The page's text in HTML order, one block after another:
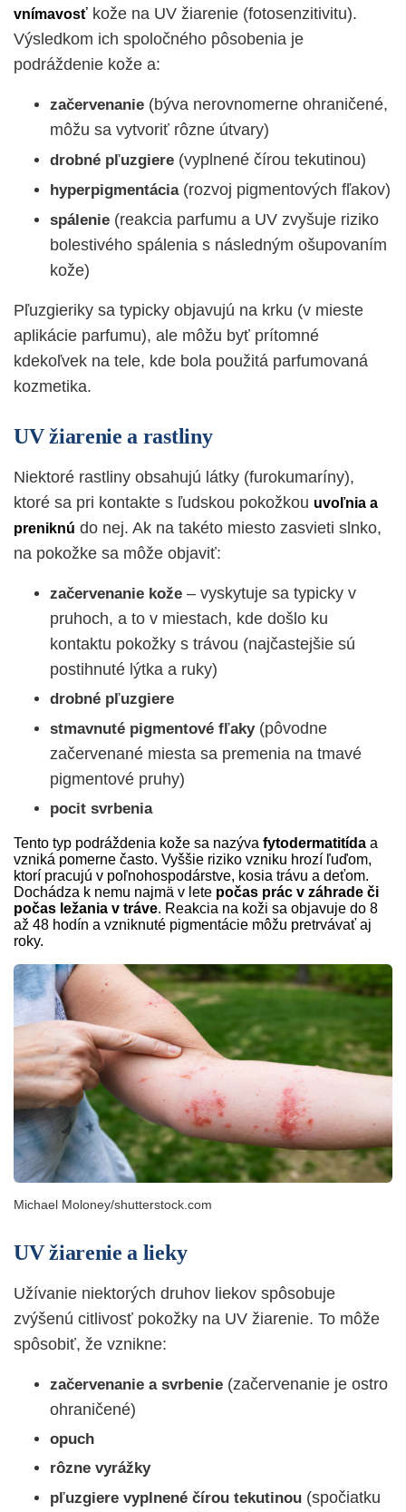
vnímavosť kože na UV žiarenie (fotosenzitivitu).
Výsledkom ich spoločného pôsobenia je
podráždenie kože a:
začervenanie (býva nerovnomerne ohraničené,
môžu sa vytvoriť rôzne útvary)
drobné pľuzgiere (vyplnené čírou tekutinou)
hyperpigmentácia (rozvoj pigmentových fľakov)
spálenie (reakcia parfumu a UV zvyšuje riziko
bolestivého spálenia s následným ošupovaním
kože)
Pľuzgieriky sa typicky objavujú na krku (v mieste
aplikácie parfumu), ale môžu byť prítomné
kdekoľvek na tele, kde bola použitá parfumovaná
kozmetika.
UV žiarenie a rastliny
Niektoré rastliny obsahujú látky (furokumaríny),
ktoré sa pri kontakte s ľudskou pokožkou uvoľnia a
preniknú do nej. Ak na takéto miesto zasvieti slnko,
na pokožke sa môže objaviť:
začervenanie kože – vyskytuje sa typicky v
pruhoch, a to v miestach, kde došlo ku
kontaktu pokožky s trávou (najčastejšie sú
postihnuté lýtka a ruky)
drobné pľuzgiere
stmavnuté pigmentové fľaky (pôvodne
začervenané miesta sa premenia na tmavé
pigmentové pruhy)
pocit svrbenia
Tento typ podráždenia kože sa nazýva fytodermatitída a
vzniká pomerne často. Vyššie riziko vzniku hrozí ľuďom,
ktorí pracujú v poľnohospodárstve, kosia trávu a deťom.
Dochádza k nemu najmä v lete počas prác v záhrade či
počas ležania v tráve. Reakcia na koži sa objavuje do 8
až 48 hodín a vzniknuté pigmentácie môžu pretrvávať aj
roky.
Michael Moloney/shutterstock.com
UV žiarenie a lieky
Užívanie niektorých druhov liekov spôsobuje
zvýšenú citlivosť pokožky na UV žiarenie. To môže
spôsobiť, že vznikne:
začervenanie a svrbenie (začervenanie je ostro
ohraničené)
opuch
rôzne vyrážky
pľuzgiere vyplnené čírou tekutinou (spočiatku